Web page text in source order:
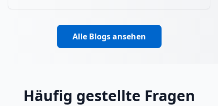
Alle Blogs ansehen
Häufig gestellte Fragen